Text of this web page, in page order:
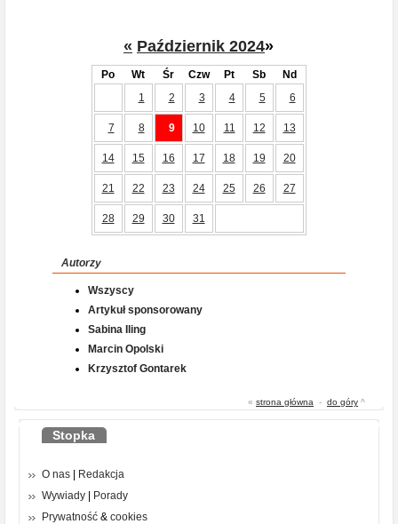
« Październik 2024»
Po Wt Śr Czw Pt Sb
Nd
1
2 3 4 5 6
7 8 9 10 11 12 13
14 15 16 17 18 19 20
21 22 23 24 25 26 27
28 29 30 31
Autorzy
Wszyscy
Artykuł sponsorowany
Sabina Iling
Marcin Opolski
Krzysztof Gontarek
« strona główna - do góry ^
Stopka
O nas
Redakcja
Wywiady
Porady
Prywatność & cookies